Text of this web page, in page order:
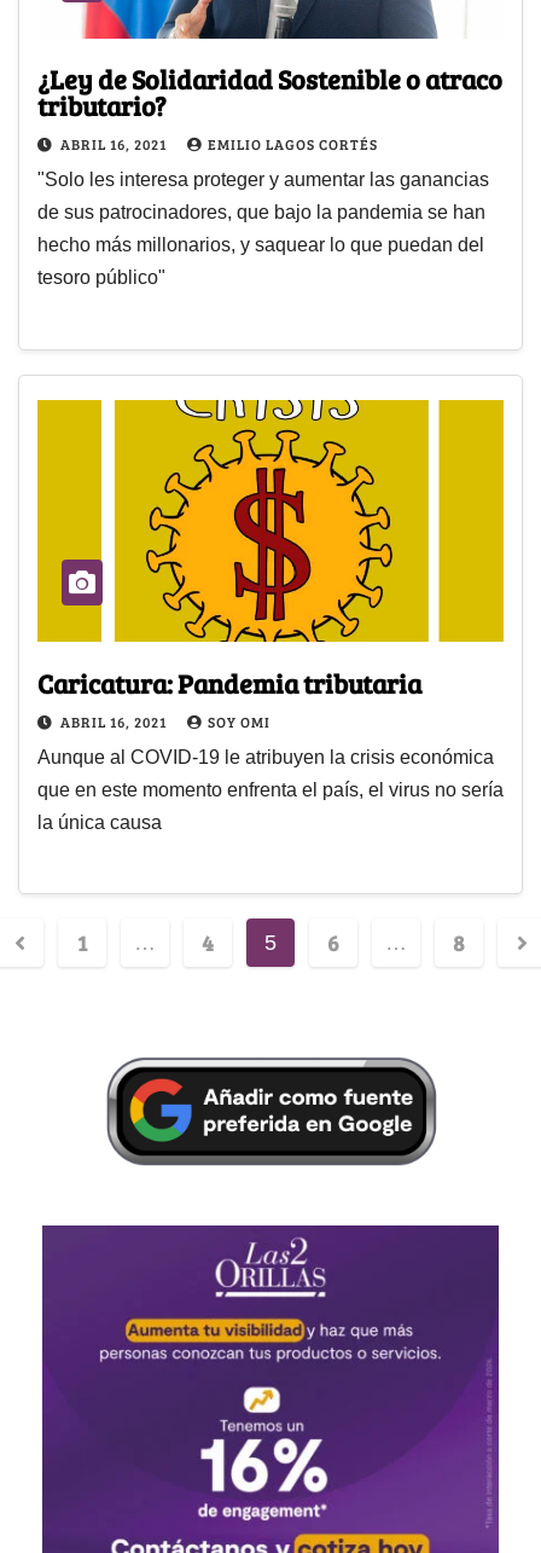
¿Ley de Solidaridad Sostenible o atraco
tributario?
ABRIL 16, 2021 EMILIO LAGOS CORTÉS
"Solo les interesa proteger y aumentar las ganancias
de sus patrocinadores, que bajo la pandemia se han
hecho más millonarios, y saquear lo que puedan del
tesoro público"
Caricatura: Pandemia tributaria
ABRIL 16, 2021 SOY OMI
Aunque al COVID-19 le atribuyen la crisis económica
que en este momento enfrenta el país, el virus no sería
la única causa
1 … 4 5 6 … 8